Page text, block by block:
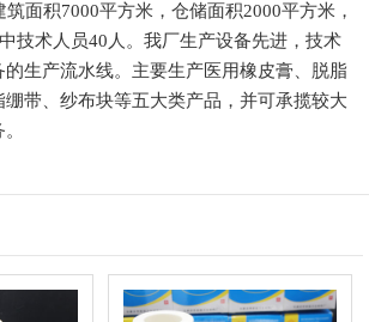
面积7000平方米，仓储面积2000平方米，
技术人员40人。我厂生产设备先进，技术
生产流水线。主要生产医用橡皮膏、脱脂
带、纱布块等五大类产品，并可承揽较大